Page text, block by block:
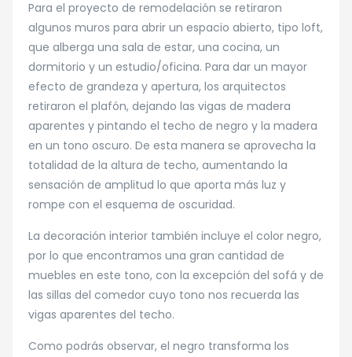
Para el proyecto de remodelación se retiraron
algunos muros para abrir un espacio abierto, tipo loft,
que alberga una sala de estar, una cocina, un
dormitorio y un estudio/oficina. Para dar un mayor
efecto de grandeza y apertura, los arquitectos
retiraron el plafón, dejando las vigas de madera
aparentes y pintando el techo de negro y la madera
en un tono oscuro. De esta manera se aprovecha la
totalidad de la altura de techo, aumentando la
sensación de amplitud lo que aporta más luz y
rompe con el esquema de oscuridad.
La decoración interior también incluye el color negro,
por lo que encontramos una gran cantidad de
muebles en este tono, con la excepción del sofá y de
las sillas del comedor cuyo tono nos recuerda las
vigas aparentes del techo.
Como podrás observar, el negro transforma los